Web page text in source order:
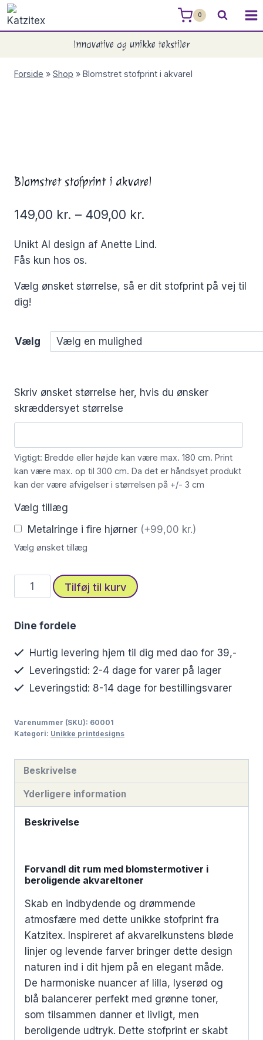
Skip
to
0
Innovative og unikke tekstiler
Forside » Shop » Blomstret stofprint i akvarel
Blomstret stofprint i akvarel
149,00 kr. – 409,00 kr.
Unikt AI design af Anette Lind.
Fås kun hos os.
Vælg ønsket størrelse, så er dit stofprint på vej til
dig!
Vælg
Skriv ønsket størrelse her, hvis du ønsker
skræddersyet størrelse
Vigtigt: Bredde eller højde kan være max. 180 cm. Print
kan være max. op til 300 cm. Da det er håndsyet produkt
kan der være afvigelser i størrelsen på +/- 3 cm
Vælg tillæg
Metalringe i fire hjørner (+99,00 kr.)
Vælg ønsket tillæg
Blomstret
stofprint
akvarel
Tilføj til kurv
Dine fordele
Hurtig levering hjem til dig med dao for 39,-
Leveringstid: 2-4 dage for varer på lager
Leveringstid: 8-14 dage for bestillingsvarer
Varenummer (SKU): 60001
Kategori: Unikke printdesigns
Beskrivelse
Yderligere information
Beskrivelse
Forvandl dit rum med blomstermotiver i
beroligende akvareltoner
Skab en indbydende og drømmende
atmosfære med dette unikke stofprint fra
Katzitex. Inspireret af akvarelkunstens bløde
linjer og levende farver bringer dette design
naturen ind i dit hjem på en elegant måde.
De harmoniske nuancer af lilla, lyserød og
blå balancerer perfekt med grønne toner,
som tilsammen danner et livligt, men
beroligende udtryk. Dette stofprint er skabt